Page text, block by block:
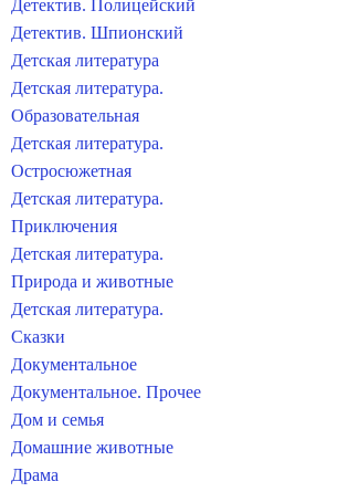
Детектив. Полицейский
Детектив. Шпионский
Детская литература
Детская литература.
Образовательная
Детская литература.
Остросюжетная
Детская литература.
Приключения
Детская литература.
Природа и животные
Детская литература.
Сказки
Документальное
Документальное. Прочее
Дом и семья
Домашние животные
Драма